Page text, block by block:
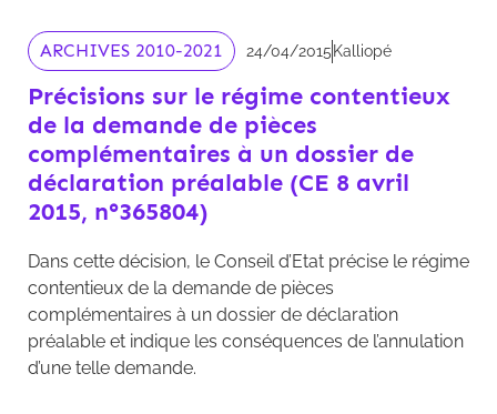
ARCHIVES 2010-2021 24/04/2015 Kalliopé
Précisions sur le régime contentieux
de la demande de pièces
complémentaires à un dossier de
déclaration préalable (CE 8 avril
2015, n°365804)
Dans cette décision, le Conseil d’Etat précise le régime
contentieux de la demande de pièces
complémentaires à un dossier de déclaration
préalable et indique les conséquences de l’annulation
d’une telle demande.